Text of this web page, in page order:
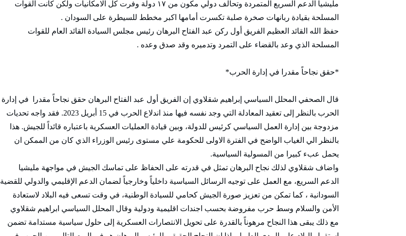
مليشيا الدعم السريع المتمردة وتحالف دولي مكون من ١٧ دولة وفرت كل الامكانيات ولكن كانت القوات
المسلحة بقيادة ربانهات صخرة صلبة تكسرت أمامها اكبر مخطط للسيطرة على السودان .
حفظ الله القائد العظيم الفريق أول ركن عبد الفتاح البرهان رئيس مجلس السيادة القائد العام للقوات
المسلحة الذي وعد بالقضاء على التمرد وتدميره وقد صدق وعده .
*حقق نجاحاً مقدرا في إدارة الحرب*
قال الصحفي المحلل السياسي إبراهيم شقلاوي إن الفريق أول عبد الفتاح البرهان حقق نجاحاً مقدرا في إدارة
الحرب بالنظر إلى تعقيد المعادلة التي وجد نفسه فيها منذ اندلاع الحرب في 15 أبريل 2023. فقد واجه تحديات
مزدوجة بين إدارة العمل السياسي كرئيس للدولة، وبين قيادة العمليات العسكرية باعتباره قائداً للجيش. هذا
بالنظر الي الغياب الواضح في الفترة الاولى للحكومة علي مستوى رئيس الوزراء الذي كان من الممكن ان
يحمل عبء كبيرا من المسولية السياسية.
واضاف شقلاوي لذلك نجاح البرهان تمثل في قدرته على الحفاظ على تماسك الجيش في مواجهة مليشيا
الدعم السريع، مع العمل على توجيه الرسائل السياسية داخلياً وخارجياً لضمان الدعم الإقليمي والدولي للقضية
السودانية ، كما تمكن من تعزيز صورة الجيش كحامي للسيادة الوطنية، في وقت تسعى فيه البلاد لاستعادة
الأمن والسلام وسط حرب مفروضة بحسب اجندات اقليمية ودولية وقال المحلل السياسي ابراهيم شقلاوي
مع ذلك يبقى هذا النجاح مرهوناً بالقدرة على تحويل الانتصارات العسكرية إلى حلول سياسية مستدامة تضمن